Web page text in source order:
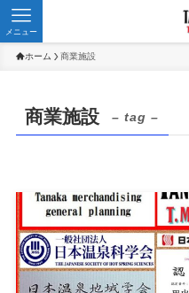
メニュー
ホーム 商業施設
商業施設 – tag –